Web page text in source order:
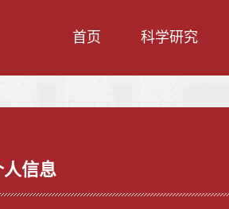
首页 科学研究
人信息